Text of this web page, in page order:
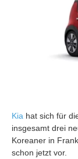
Kia hat sich für
insgesamt drei
Koreaner in
schon jetzt vor.